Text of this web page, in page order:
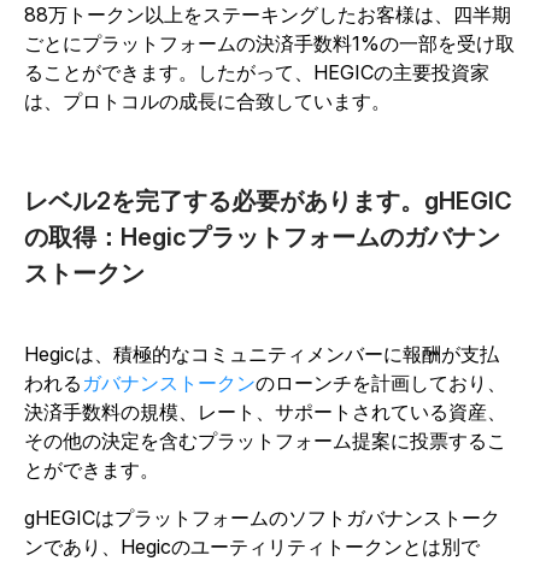
88万トークン以上をステーキングしたお客様は、四半期
ごとにプラットフォームの決済手数料1%の一部を受け取
ることができます。したがって、HEGICの主要投資家
は、プロトコルの成長に合致しています。
レベル2を完了する必要があります。gHEGIC
の取得：Hegicプラットフォームのガバナン
ストークン
Hegicは、積極的なコミュニティメンバーに報酬が支払
われる ガバナンストークンのローンチを計画しており、
決済手数料の規模、レート、サポートされている資産、
その他の決定を含むプラットフォーム提案に投票するこ
とができます。
gHEGICはプラットフォームのソフトガバナンストーク
ンであり、Hegicのユーティリティトークンとは別で